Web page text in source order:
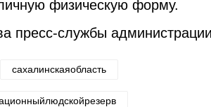
физическую форму.
пресс-службы
сахалинскаяобласть